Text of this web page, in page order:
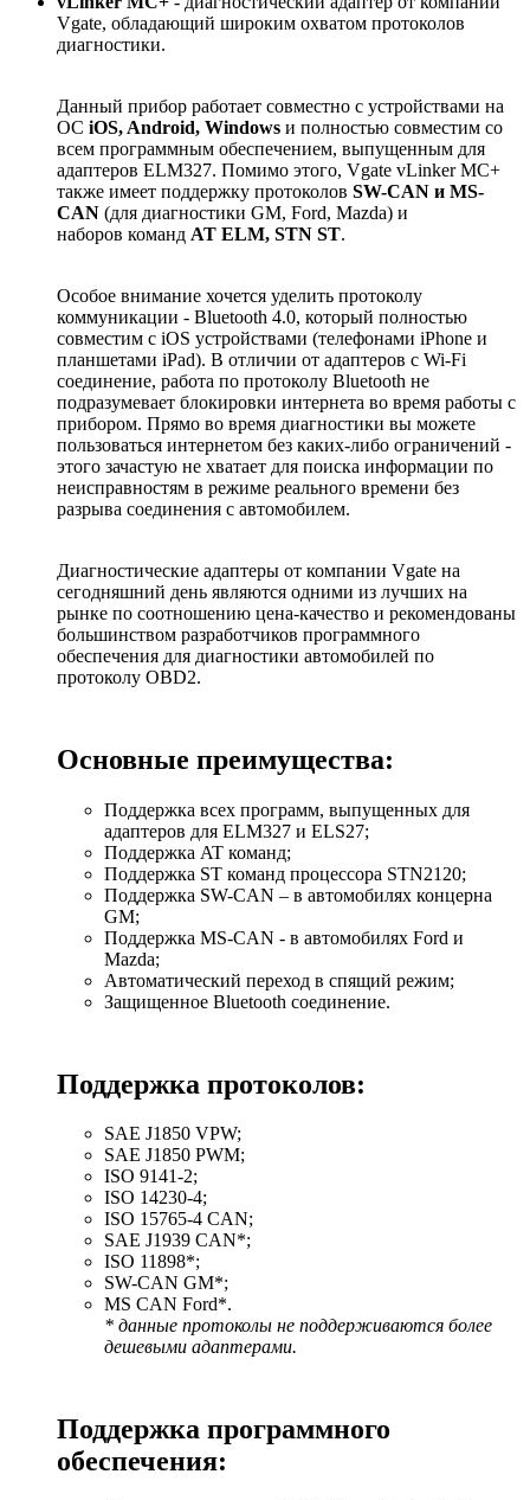
Vgate, обладающий широким охватом протоколов
диагностики.
Данный прибор работает совместно с устройствами на
ОС iOS, Android, Windows и полностью совместим со
всем программным обеспечением, выпущенным для
адаптеров ELM327. Помимо этого, Vgate vLinker MC+
также имеет поддержку протоколов SW-CAN и MS-
CAN (для диагностики GM, Ford, Mazda) и
наборов команд AT ELM, STN ST.
Особое внимание хочется уделить протоколу
коммуникации - Bluetooth 4.0, который полностью
совместим с iOS устройствами (телефонами iPhone и
планшетами iPad). В отличии от адаптеров с Wi-Fi
соединение, работа по протоколу Bluetooth не
подразумевает блокировки интернета во время работы с
прибором. Прямо во время диагностики вы можете
пользоваться интернетом без каких-либо ограничений -
этого зачастую не хватает для поиска информации по
неисправностям в режиме реального времени без
разрыва соединения с автомобилем.
Диагностические адаптеры от компании Vgate на
сегодняшний день являются одними из лучших на
рынке по соотношению цена-качество и рекомендованы
большинством разработчиков программного
обеспечения для диагностики автомобилей по
протоколу OBD2.
Основные преимущества:
Поддержка всех программ, выпущенных для
адаптеров для ELM327 и ELS27;
Поддержка AT команд;
Поддержка ST команд процессора STN2120;
Поддержка SW-CAN – в автомобилях концерна
GM;
Поддержка MS-CAN - в автомобилях Ford и
Mazda;
Автоматический переход в спящий режим;
Защищенное Bluetooth соединение.
Поддержка протоколов:
SAE J1850 VPW;
SAE J1850 PWM;
ISO 9141-2;
ISO 14230-4;
ISO 15765-4 CAN;
SAE J1939 CAN*;
ISO 11898*;
SW-CAN GM*;
MS CAN Ford*.
* данные протоколы не поддерживаются более
дешевыми адаптерами.
Поддержка программного
обеспечения: